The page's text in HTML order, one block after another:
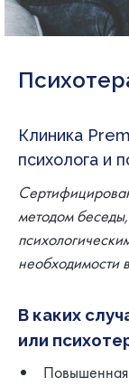
Клиника
психолога и
методом
необходимости
В каких
или
Повышенная